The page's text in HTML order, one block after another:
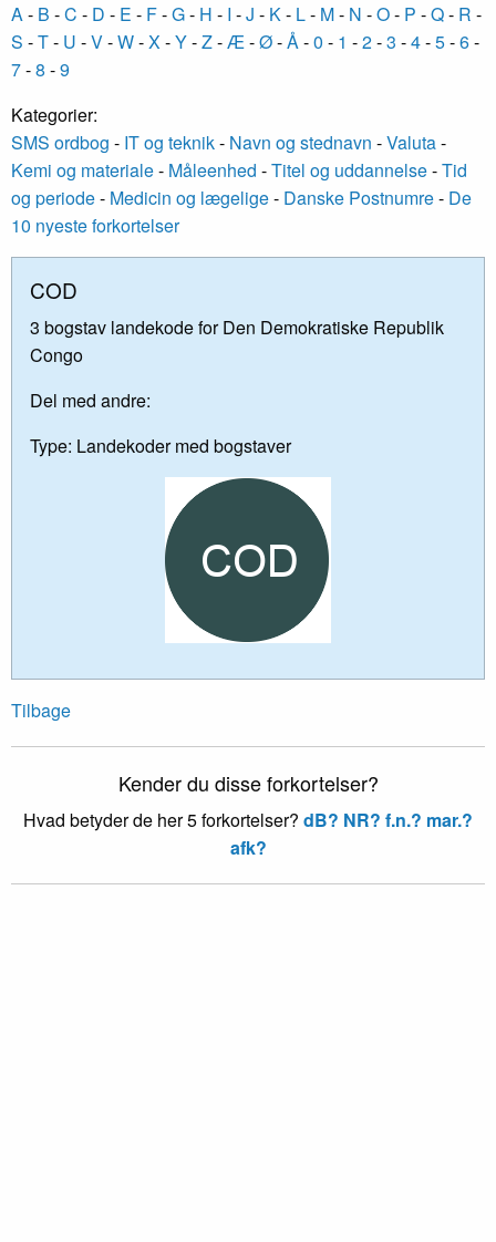
A- B -C - D - E - F-G- H - I -J - K- L- M- N -O- P -Q- R -
S -T- U -V-W-X-Y-Z-Æ-Ø-Å-0 - 1 -2-3 -4-5-6-
7-8 -9
Kategorier:
SMS ordbog - IT og teknik- Navn og stednavn -Valuta-
Kemi og materiale- Måleenhed -Titel og uddannelse-Tid
og periode- Medicin og lægelige- Danske Postnumre- De
10 nyeste forkortelser
COD
3 bogstav landekode for Den Demokratiske Republik
Congo
Del med andre:
Type: Landekoder med bogstaver
Tilbage
Kender du disse forkortelser?
Hvad betyder de her 5 forkortelser? dB? NR? f.n.? mar.?
afk?